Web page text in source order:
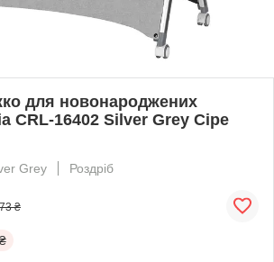
для новонароджених
CRL-16402 Silver Grey Сіре
Grey
Роздріб
₴